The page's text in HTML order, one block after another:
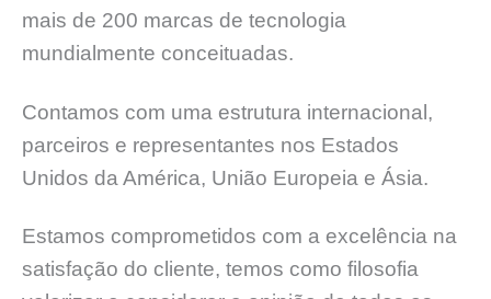
mais de 200 marcas de tecnologia
mundialmente conceituadas.
Contamos com uma estrutura internacional,
parceiros e representantes nos Estados
Unidos da América, União Europeia e Ásia.
Estamos comprometidos com a excelência na
satisfação do cliente, temos como filosofia